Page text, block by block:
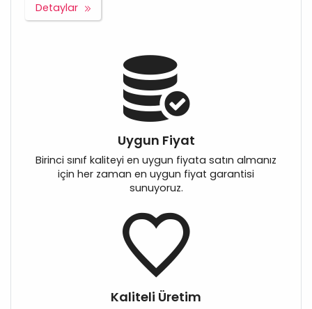
Detaylar
Uygun Fiyat
Birinci sınıf kaliteyi en uygun fiyata satın almanız
için her zaman en uygun fiyat garantisi
sunuyoruz.
Kaliteli Üretim